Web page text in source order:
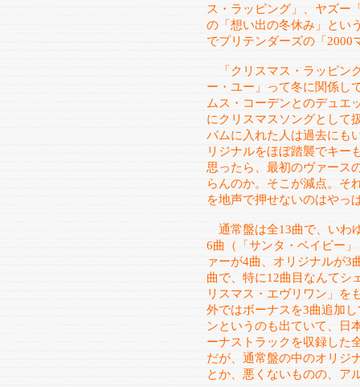
ス・ラッピング」、ヤズー
の「想い出の冬休み」とい
でプリテンダーズの「2000
「クリスマス・ラッピン
ー・ユー」って冬に関係し
ムス・コーデンとのデュエ
にクリスマスソングとして
バムに入れた人は過去にも
リジナルをほぼ踏襲でキー
思ったら、最初のヴァース
らんのか。そこが減点。そ
を地声で押せないのはやっ
通常盤は全13曲で、いわ
6曲（「サンタ・ベイビー
ァーが4曲、オリジナルが3
曲で、特に12曲目なんてシ
リスマス・エヴリワン」を
外ではボーナスを3曲追加
ンというのも出ていて、日
ーナストラックを収録した
だが、通常盤の中のオリジ
とか、悪くないものの、ア